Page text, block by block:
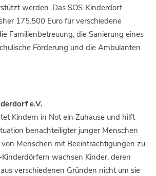
werden. Das SOS-Kinderdorf
175.500 Euro für verschiedene
Familienbetreuung, die Sanierung eines
Förderung und die Ambulanten
e.V.
Kindern in Not ein Zuhause und hilft
benachteiligter junger Menschen
Menschen mit Beeinträchtigungen zu
Kinderdörfern wachsen Kinder, deren
verschiedenen Gründen nicht um sie